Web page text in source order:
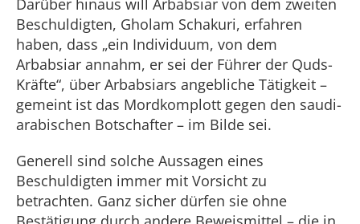
Darüber hinaus will Arbabsiar von dem zweiten
Beschuldigten, Gholam Schakuri, erfahren
haben, dass „ein Individuum, von dem
Arbabsiar annahm, er sei der Führer der Quds-
Kräfte“, über Arbabsiars angebliche Tätigkeit –
gemeint ist das Mordkomplott gegen den saudi-
arabischen Botschafter – im Bilde sei.
Generell sind solche Aussagen eines
Beschuldigten immer mit Vorsicht zu
betrachten. Ganz sicher dürfen sie ohne